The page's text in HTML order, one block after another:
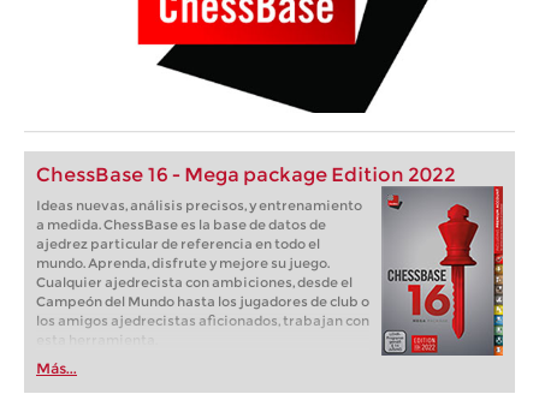
ChessBase 16 - Mega package Edition 2022
Ideas nuevas, análisis precisos, y entrenamiento
a medida. ChessBase es la base de datos de
ajedrez particular de referencia en todo el
mundo. Aprenda, disfrute y mejore su juego.
Cualquier ajedrecista con ambiciones, desde el
Campeón del Mundo hasta los jugadores de club o
los amigos ajedrecistas aficionados, trabajan con
Más...